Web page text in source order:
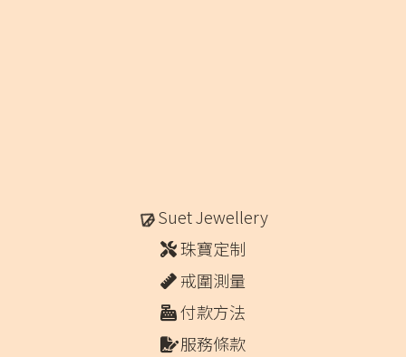
Suet Jewellery
珠寶定制
戒圍測量
付款方法
服務條款